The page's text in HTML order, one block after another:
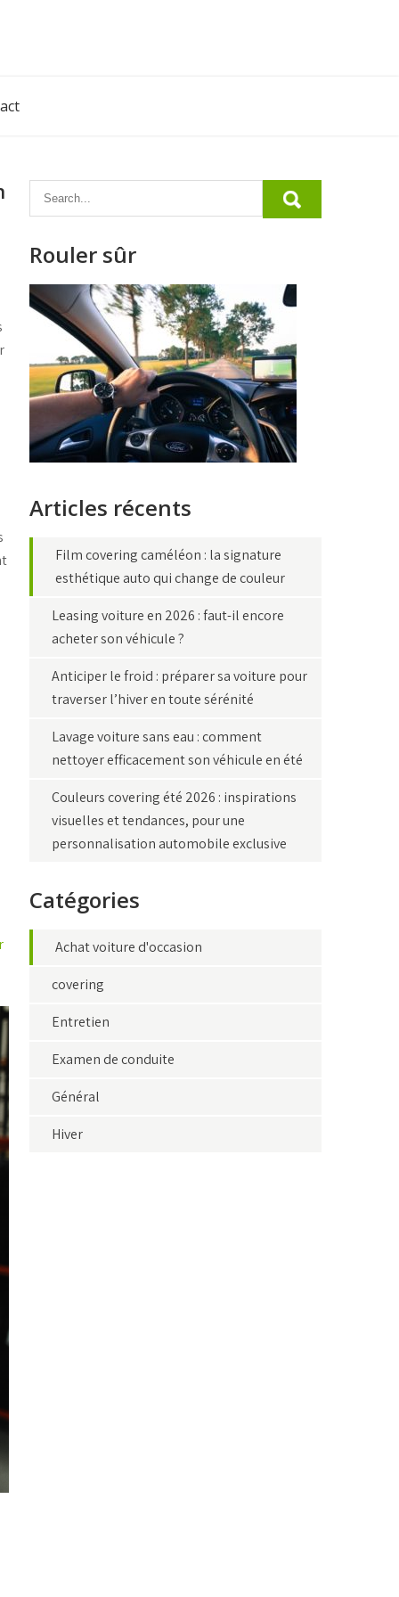
Rouler sûr
Articles récents
Film covering caméléon : la signature
esthétique auto qui change de couleur
Leasing voiture en 2026 : faut-il encore
acheter son véhicule ?
Anticiper le froid : préparer sa voiture pour
traverser l’hiver en toute sérénité
Lavage voiture sans eau : comment
nettoyer efficacement son véhicule en été
Couleurs covering été 2026 : inspirations
visuelles et tendances, pour une
personnalisation automobile exclusive
Catégories
Achat voiture d'occasion
covering
Entretien
Examen de conduite
Général
Hiver